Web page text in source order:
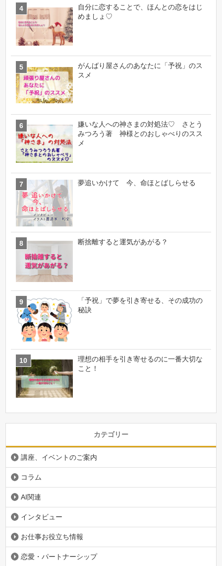
自分に恋することで、ほんとの恋をはじ
めましょ♡
がんばり屋さんのあなたに「予祝」のス
スメ
嫌いな人への神さまの対処法♡ さとう
みつろう著 神様とのおしゃべりのスス
メ
夢追いかけて 今、命ほとばしらせる
断捨離すると運気があがる？
「予祝」で夢を引き寄せる、その成功の
秘訣
理想の相手を引き寄せるのに一番大切な
こと！
カテゴリー
講座、イベントのご案内
コラム
AI関連
インタビュー
お仕事お役立ち情報
恋愛・パートナーシップ